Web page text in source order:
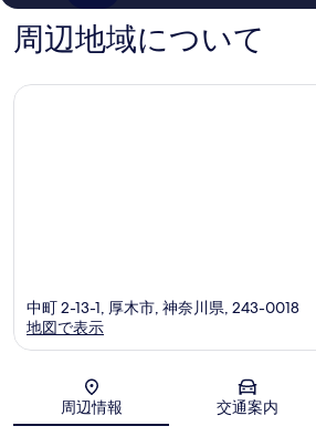
の
口
ミ
周辺地域について
地図
中町 2-13-1, 厚木市, 神奈川県, 243-0018
地図で表示
周辺情報 交通案内